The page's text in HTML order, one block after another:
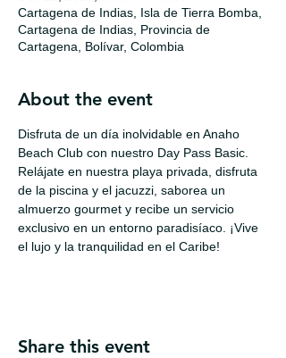
Cartagena de Indias, Isla de Tierra Bomba,
Cartagena de Indias, Provincia de
Cartagena, Bolívar, Colombia
About the event
Disfruta de un día inolvidable en Anaho
Beach Club con nuestro Day Pass Basic.
Relájate en nuestra playa privada, disfruta
de la piscina y el jacuzzi, saborea un
almuerzo gourmet y recibe un servicio
exclusivo en un entorno paradisíaco. ¡Vive
el lujo y la tranquilidad en el Caribe!
Share this event